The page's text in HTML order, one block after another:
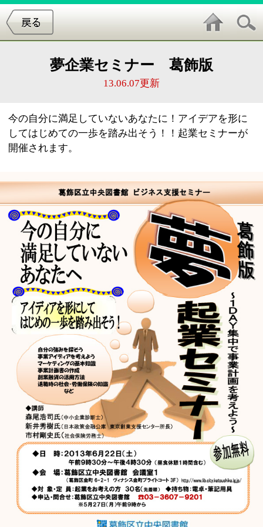
13.06.07更新
今の自分に満足していないあなたに！アイデアを形に
このページの先頭へ
江戸川区時間 江東区時間 葛飾区時間
表示：PC| モバイル
© 2013 art blue Inc.